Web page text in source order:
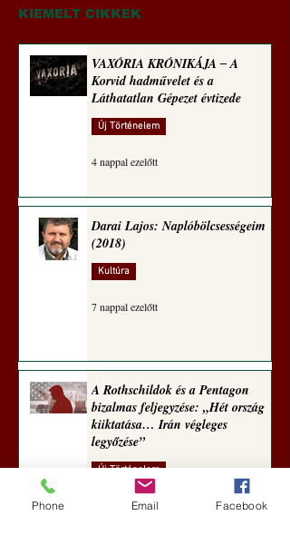
Crooke jegyzete)
KIEMELT CIKKEK
VAXÓRIA KRÓNIKÁJA ‒ A
Korvid hadművelet és a
Láthatatlan Gépezet évtizede
Új Történelem
4 nappal ezelőtt
Darai Lajos: Naplóbölcsességeim
(2018)
Kultúra
7 nappal ezelőtt
A Rothschildok és a Pentagon
bizalmas feljegyzése: „Hét ország
kiiktatása… Irán végleges
legyőzése”
Új Történelem
Phone Email Facebook